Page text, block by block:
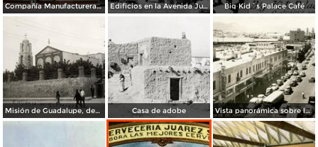
Compañía Manufacturera Plamex, en el cruce de Insurgentes y Paraguay Edificios en la Avenida Juárez Big Kid´s Palace Café
Misión de Guadalupe, depúes de la toma de Ciudad Juárez, durante la Revolución Mexicana Casa de adobe Vista panorámica sobre la Avenida 16 de Septiembre